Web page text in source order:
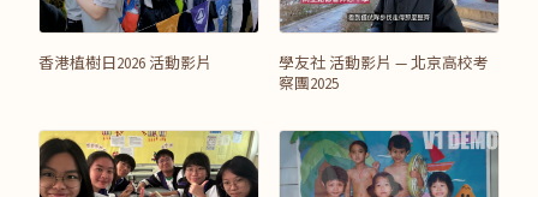
香港植樹日2026 活動影片
學友社 活動影片 — 北京高校考
察團2025